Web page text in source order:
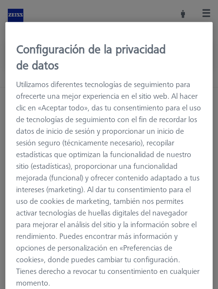
Página no encontrada.
¡404 - hemos explorado todo!
Este error puede tener varias causas, por ej. La página ya no
existe en nuestro servidor o hay un error en la URL.
Configuración de la privacidad
de datos
Utilizamos diferentes tecnologías de seguimiento para
ofrecerte una mejor experiencia en el sitio web. Al hacer
clic en «Aceptar todo», das tu consentimiento para el uso
de tecnologías de seguimiento con el fin de recordar los
datos de inicio de sesión y proporcionar un inicio de
sesión seguro (técnicamente necesario), recopilar
estadísticas que optimizan la funcionalidad de nuestro
sitio (estadísticas), proporcionar una funcionalidad
mejorada (funcional) y ofrecer contenido adaptado a tus
intereses (marketing). Al dar tu consentimiento para el
uso de cookies de marketing, también nos permites
activar tecnologías de huellas digitales del navegador
para mejorar el análisis del sitio y la información sobre el
rendimiento. Puedes encontrar más información y
opciones de personalización en «Preferencias de
cookies», donde puedes cambiar tu configuración.
Tienes derecho a revocar tu consentimiento en cualquier
momento.